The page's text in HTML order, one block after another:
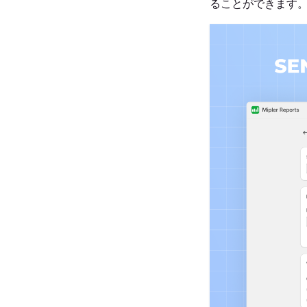
ることができます